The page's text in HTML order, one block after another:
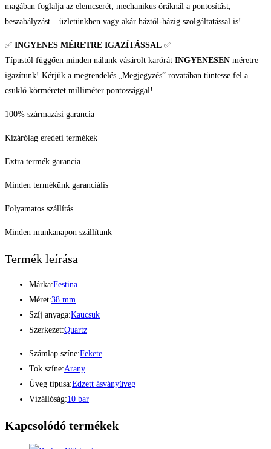
magában foglalja az elemcserét, mechanikus óráknál a pontosítást,
beszabályzást – üzletünkben vagy akár háztól-házig szolgáltatással is!
✅ INGYENES MÉRETRE IGAZÍTÁSSAL ✅
Típustól függően minden nálunk vásárolt karórát INGYENESEN méretre
igazítunk! Kérjük a megrendelés „Megjegyzés” rovatában tüntesse fel a
csukló körméretet milliméter pontossággal!
100% származási garancia
Kizárólag eredeti termékek
Extra termék garancia
Minden termékünk garanciális
Folyamatos szállítás
Minden munkanapon szállítunk
Termék leírása
Márka:Festina
Méret:38 mm
Szíj anyaga:Kaucsuk
Szerkezet:Quartz
Számlap színe:Fekete
Tok színe:Arany
Üveg típusa:Edzett ásványüveg
Vízállóság:10 bar
Kapcsolódó termékek